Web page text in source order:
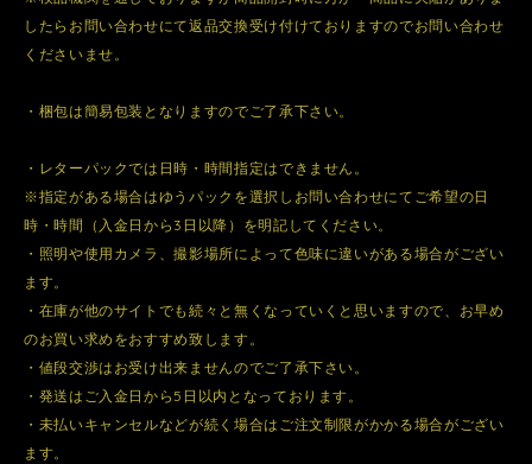
したらお問い合わせにて返品交換受け付けておりますのでお問い合わせ
くださいませ。
・梱包は簡易包装となりますのでご了承下さい。
・レターパックでは日時・時間指定はできません。
※指定がある場合はゆうパックを選択しお問い合わせにてご希望の日
時・時間（入金日から3日以降）を明記してください。
・照明や使用カメラ、撮影場所によって色味に違いがある場合がござい
ます。
・在庫が他のサイトでも続々と無くなっていくと思いますので、お早め
のお買い求めをおすすめ致します。
・値段交渉はお受け出来ませんのでご了承下さい。
・発送はご入金日から5日以内となっております。
・未払いキャンセルなどが続く場合はご注文制限がかかる場合がござい
ます。